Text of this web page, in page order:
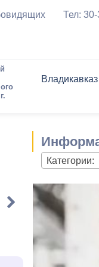
Тел:
Владикавказ
Устав
Города-
городского
Торги и
Программа
Формы
Обратная
Комиссии
График
Новостная
Актуально
Категории: